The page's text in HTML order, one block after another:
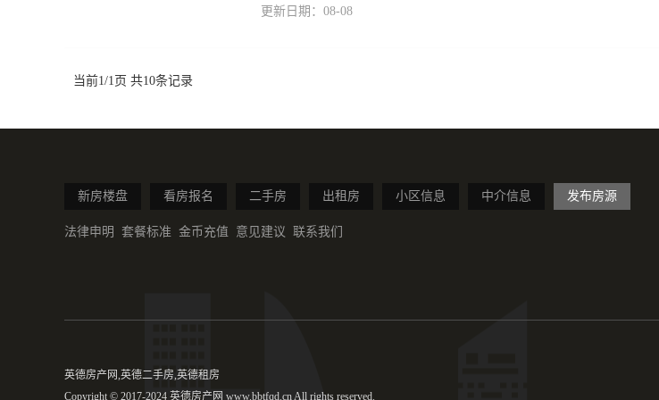
更新日期：08-08
当前1/1页 共10条记录
新房楼盘 看房报名 二手房 出租房 小区信息 中介信息 发布房源
法律申明 套餐标准 金币充值 意见建议 联系我们
英德房产网,英德二手房,英德租房
Copyright © 2017-2024 英德房产网 www.bbtfqd.cn All rights reserved.